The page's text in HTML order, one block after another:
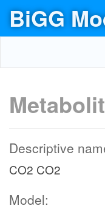
BiGG
Descriptive
CO2 CO2
Model: